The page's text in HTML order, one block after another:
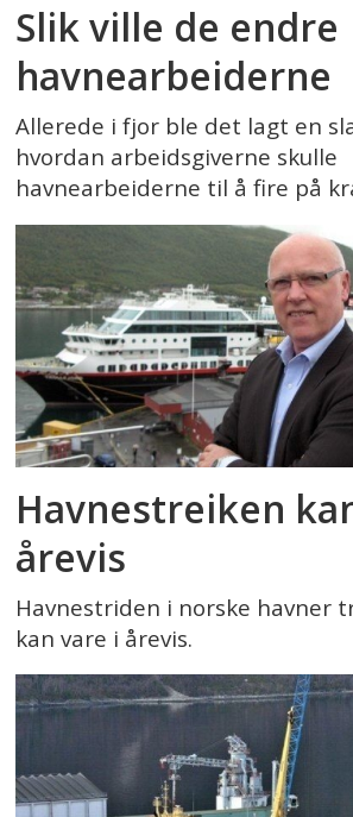
Slik ville de endre
havnearbeiderne
Allerede i fjor ble det lagt en
hvordan arbeidsgiverne skulle
havnearbeiderne til å fire på
Havnestreiken
årevis
Havnestriden i norske havner
kan vare i årevis.